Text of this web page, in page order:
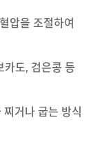
압을 조절하여
카도, 검은콩 등
거나 굽는 방식